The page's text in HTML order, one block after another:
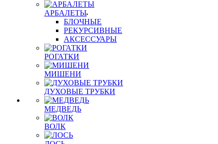
АРБАЛЕТЫ
БЛОЧНЫЕ
РЕКУРСИВНЫЕ
АКСЕССУАРЫ
РОГАТКИ
МИШЕНИ
ДУХОВЫЕ ТРУБКИ
МЕДВЕДЬ
ВОЛК